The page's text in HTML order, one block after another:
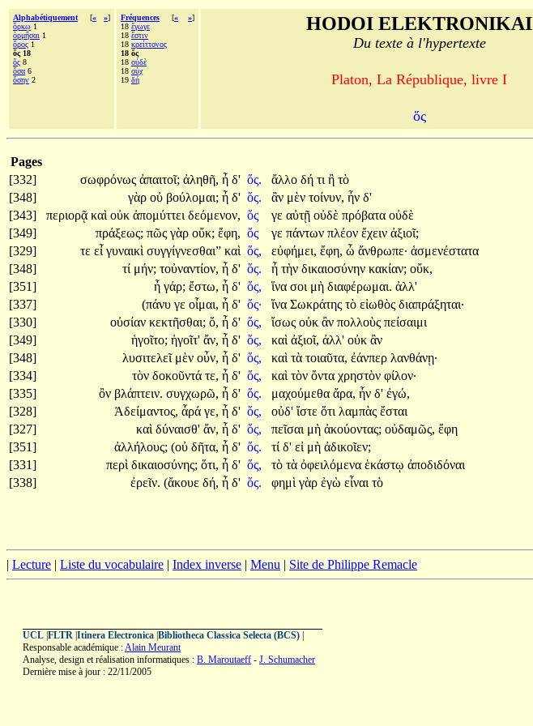
Alphabétiquement [« »]
ὅρκῳ 1
ὁρμῆσαι 1
ὅρος 1
ὅς 18
ὃς 8
ὅσα 6
ὅσην 2
Fréquences [« »]
18 ἔγωγε
18 ἔστιν
18 κρείττονος
18 ὅς
18 οὐδὲ
18 οὐχ
19 δή
HODOI ELEKTRONIKAI
Du texte à l'hypertexte
Platon, La République, livre I
ὅς
Pages
[332]
σωφρόνως ἀπαιτοῖ; ἀληθῆ, ἦ δ' ὅς. ἄλλο δή τι ἢ τὸ
[348]
γὰρ οὐ βούλομαι; ἦ δ' ὅς. ἂν μὲν τοίνυν, ἦν δ'
[343]
περιορᾷ καὶ οὐκ ἀπομύττει δεόμενον, ὅς γε αὐτῇ οὐδὲ πρόβατα οὐδὲ
[349]
πράξεως; πῶς γὰρ οὔκ; ἔφη, ὅς γε πάντων πλέον ἔχειν ἀξιοῖ;
[329]
τε εἶ γυναικὶ συγγίγνεσθαι” καὶ ὅς, εὐφήμει, ἔφη, ὦ ἄνθρωπε· ἁσμενέστατα
[348]
τί μήν; τοὐναντίον, ἦ δ' ὅς. ἦ τὴν δικαιοσύνην κακίαν; οὔκ,
[351]
ἦ γάρ; ἔστω, ἦ δ' ὅς, ἵνα σοι μὴ διαφέρωμαι. ἀλλ'
[337]
(πάνυ γε οἶμαι, ἦ δ' ὅς· ἵνα Σωκράτης τὸ εἰωθὸς διαπράξηται·
[330]
οὐσίαν κεκτῆσθαι; ὅ, ἦ δ' ὅς, ἴσως οὐκ ἂν πολλοὺς πείσαιμι
[349]
ἡγοῖτο; ἡγοῖτ' ἄν, ἦ δ' ὅς, καὶ ἀξιοῖ, ἀλλ' οὐκ ἂν
[348]
λυσιτελεῖ μὲν οὖν, ἦ δ' ὅς, καὶ τὰ τοιαῦτα, ἐάνπερ λανθάνῃ·
[334]
τὸν δοκοῦντά τε, ἦ δ' ὅς, καὶ τὸν ὄντα χρηστὸν φίλον·
[335]
ὂν βλάπτειν. συγχωρῶ, ἦ δ' ὅς. μαχούμεθα ἄρα, ἦν δ' ἐγώ,
[328]
Ἀδείμαντος, ἆρά γε, ἦ δ' ὅς, οὐδ' ἴστε ὅτι λαμπὰς ἔσται
[327]
καὶ δύναισθ' ἄν, ἦ δ' ὅς, πεῖσαι μὴ ἀκούοντας; οὐδαμῶς, ἔφη
[351]
ἀλλήλους; (οὐ δῆτα, ἦ δ' ὅς. τί δ' εἰ μὴ ἀδικοῖεν;
[331]
περὶ δικαιοσύνης; ὅτι, ἦ δ' ὅς, τὸ τὰ ὀφειλόμενα ἑκάστῳ ἀποδιδόναι
[338]
ἐρεῖν. (ἄκουε δή, ἦ δ' ὅς. φημὶ γὰρ ἐγὼ εἶναι τὸ
| Lecture | Liste du vocabulaire | Index inverse | Menu | Site de Philippe Remacle
UCL FLTR Itinera Electronica Bibliotheca Classica Selecta (BCS)
Responsable académique :Alain Meurant
Analyse, design et réalisation informatiques : B. Maroutaeff - J. Schumacher
Dernière mise à jour : 22/11/2005